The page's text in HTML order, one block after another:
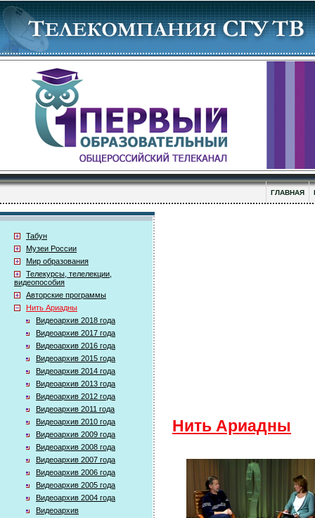
ГЛАВНАЯ
Табун
Музеи России
Мир образования
Телекурсы, телелекции,
видеопособия
Авторские программы
Нить Ариадны
Видеоархив 2018 года
Видеоархив 2017 года
Видеоархив 2016 года
Видеоархив 2015 года
Видеоархив 2014 года
Видеоархив 2013 года
Видеоархив 2012 года
Видеоархив 2011 года
Видеоархив 2010 года
Видеоархив 2009 года
Видеоархив 2008 года
Видеоархив 2007 года
Видеоархив 2006 года
Видеоархив 2005 года
Видеоархив 2004 года
Видеоархив
Нить Ариадны